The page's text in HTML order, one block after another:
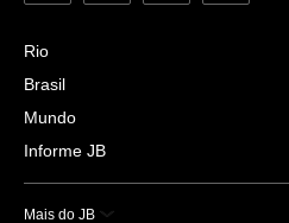
Rio
Brasil
Mundo
Informe JB
Mais do JB